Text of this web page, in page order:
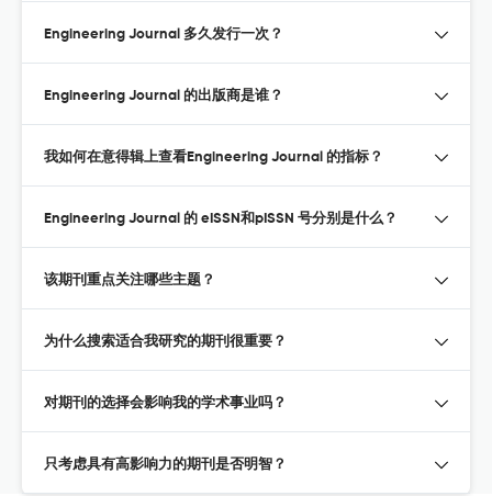
Engineering Journal 多久发行一次？
Engineering Journal 的出版商是谁？
我如何在意得辑上查看Engineering Journal 的指标？
Engineering Journal 的 eISSN和pISSN 号分别是什么？
该期刊重点关注哪些主题？
为什么搜索适合我研究的期刊很重要？
对期刊的选择会影响我的学术事业吗？
只考虑具有高影响力的期刊是否明智？